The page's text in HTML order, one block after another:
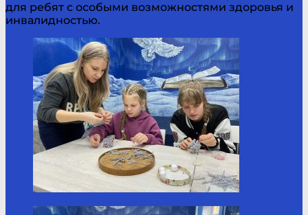
для ребят с особыми возможностями здоровья и
инвалидностью.